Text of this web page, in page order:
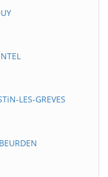
LES-GREVES